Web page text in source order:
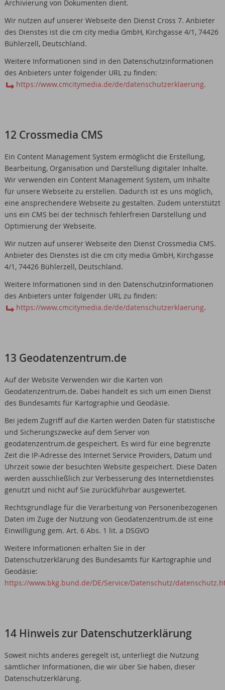
Archivierung von Dokumenten dient.
Wir nutzen auf unserer Webseite den Dienst Cross 7. Anbieter
des Dienstes ist die cm city media GmbH, Kirchgasse 4/1, 74426
Bühlerzell, Deutschland.
Weitere Informationen sind in den Datenschutzinformationen
des Anbieters unter folgender URL zu finden:
https://www.cmcitymedia.de/de/datenschutzerklaerung.
12 Crossmedia CMS
Ein Content Management System ermöglicht die Erstellung,
Bearbeitung, Organisation und Darstellung digitaler Inhalte.
Wir verwenden ein Content Management System, um Inhalte
für unsere Webseite zu erstellen. Dadurch ist es uns möglich,
eine ansprechendere Webseite zu gestalten. Zudem unterstützt
uns ein CMS bei der technisch fehlerfreien Darstellung und
Optimierung der Webseite.
Wir nutzen auf unserer Webseite den Dienst Crossmedia CMS.
Anbieter des Dienstes ist die cm city media GmbH, Kirchgasse
4/1, 74426 Bühlerzell, Deutschland.
Weitere Informationen sind in den Datenschutzinformationen
des Anbieters unter folgender URL zu finden:
https://www.cmcitymedia.de/de/datenschutzerklaerung.
13 Geodatenzentrum.de
Auf der Website Verwenden wir die Karten von
Geodatenzentrum.de. Dabei handelt es sich um einen Dienst
des Bundesamts für Kartographie und Geodäsie.
Bei jedem Zugriff auf die Karten werden Daten für statistische
und Sicherungszwecke auf dem Server von
geodatenzentrum.de gespeichert. Es wird für eine begrenzte
Zeit die IP-Adresse des Internet Service Providers, Datum und
Uhrzeit sowie der besuchten Website gespeichert. Diese Daten
werden ausschließlich zur Verbesserung des Internetdienstes
genutzt und nicht auf Sie zurückführbar ausgewertet.
Rechtsgrundlage für die Verarbeitung von Personenbezogenen
Daten im Zuge der Nutzung von Geodatenzentrum.de ist eine
Einwilligung gem. Art. 6 Abs. 1 lit. a DSGVO
Weitere Informationen erhalten Sie in der
Datenschutzerklärung des Bundesamts für Kartographie und
Geodäsie:
https://www.bkg.bund.de/DE/Service/Datenschutz/
14 Hinweis zur Datenschutzerklärung
Soweit nichts anderes geregelt ist, unterliegt die Nutzung
sämtlicher Informationen, die wir über Sie haben, dieser
Datenschutzerklärung.